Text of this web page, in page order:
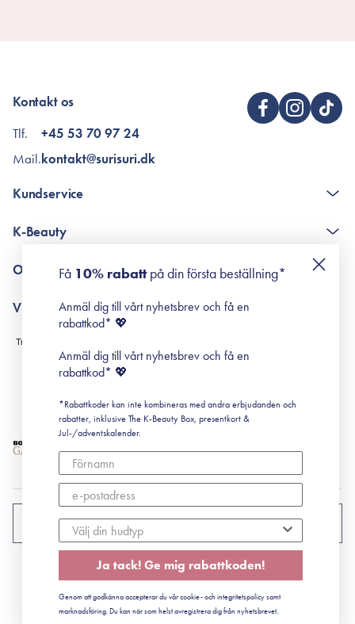
Kontakt os
Tlf.
Mail.
+45 53 70 97 24
kontakt@surisuri.dk
Kundservice
Poängshop - frågor och svar
K-Beauty
Retinol för nybörjare
Om Surisuri
Black Friday
Villkor
Leverans & Retur
Köpvillkor
Prenumerationsvillkor
Cookiepolicy
SVERIGE
© 2022 Surisuri ApS - Storstrømsvej 42, 6715 Esbjerg N
CVR: 41492252
Få 10% rabattpå din första beställning*
Anmäl dig till vårt nyhetsbrev och få en
rabattkod* 💖
Anmäl dig till vårt nyhetsbrev och få en
rabattkod* 💖
*Rabattkoder kan inte kombineras med andra erbjudanden och
rabatter, inklusive The K-Beauty Box, presentkort &
Jul-/adventskalender.
Ja tack! Ge mig rabattkoden!
Genom att godkänna accepterar du vår cookie- och integritetspolicy samt
marknadsföring. Du kan när som helst avregistrera dig från nyhetsbrevet.